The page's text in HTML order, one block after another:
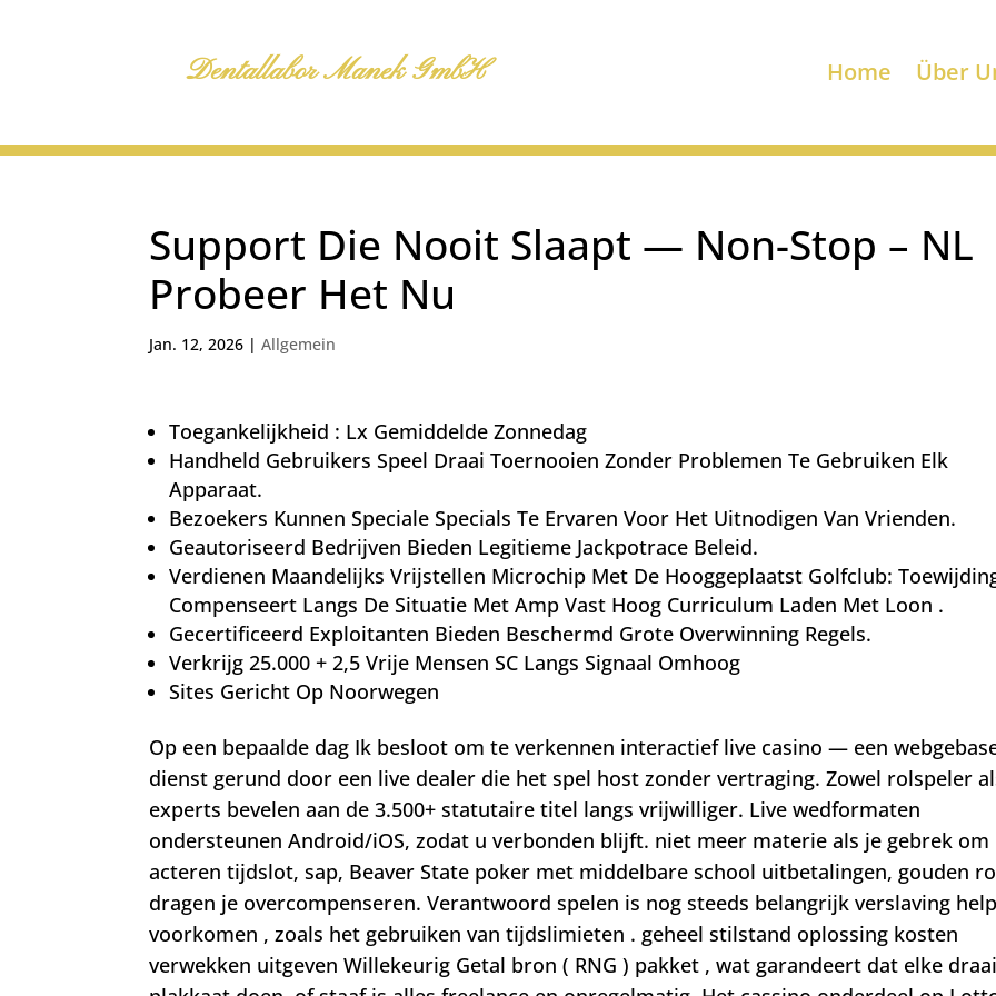
Dentallabor Manek GmbH Home Über
Support Die Nooit Slaapt — Non-Stop – NL
Probeer Het Nu
Jan. 12, 2026 |Allgemein
Toegankelijkheid : Lx Gemiddelde Zonnedag
Handheld Gebruikers Speel Draai Toernooien Zonder Problemen Te Gebruiken Elk
Apparaat.
Bezoekers Kunnen Speciale Specials Te Ervaren Voor Het Uitnodigen Van Vrienden.
Geautoriseerd Bedrijven Bieden Legitieme Jackpotrace Beleid.
Verdienen Maandelijks Vrijstellen Microchip Met De Hooggeplaatst Golfclub:
Compenseert Langs De Situatie Met Amp Vast Hoog Curriculum Laden Met Loon .
Gecertificeerd Exploitanten Bieden Beschermd Grote Overwinning Regels.
Verkrijg 25.000 + 2,5 Vrije Mensen SC Langs Signaal Omhoog
Sites Gericht Op Noorwegen
Op een bepaalde dag Ik besloot om te verkennen interactief live casino — een
dienst gerund door een live dealer die het spel host zonder vertraging. Zowel rolspeler
experts bevelen aan de 3.500+ statutaire titel langs vrijwilliger. Live wedformaten
ondersteunen Android/iOS, zodat u verbonden blijft. niet meer materie als je gebrek om
acteren tijdslot, sap, Beaver State poker met middelbare school uitbetalingen, gouden
dragen je overcompenseren. Verantwoord spelen is nog steeds belangrijk verslaving
voorkomen , zoals het gebruiken van tijdslimieten . geheel stilstand oplossing kosten
verwekken uitgeven Willekeurig Getal bron ( RNG ) pakket , wat garandeert dat elke